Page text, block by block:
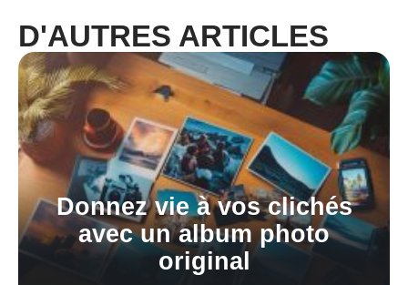
D'AUTRES ARTICLES
Donnez vie à vos clichés
avec un album photo
original